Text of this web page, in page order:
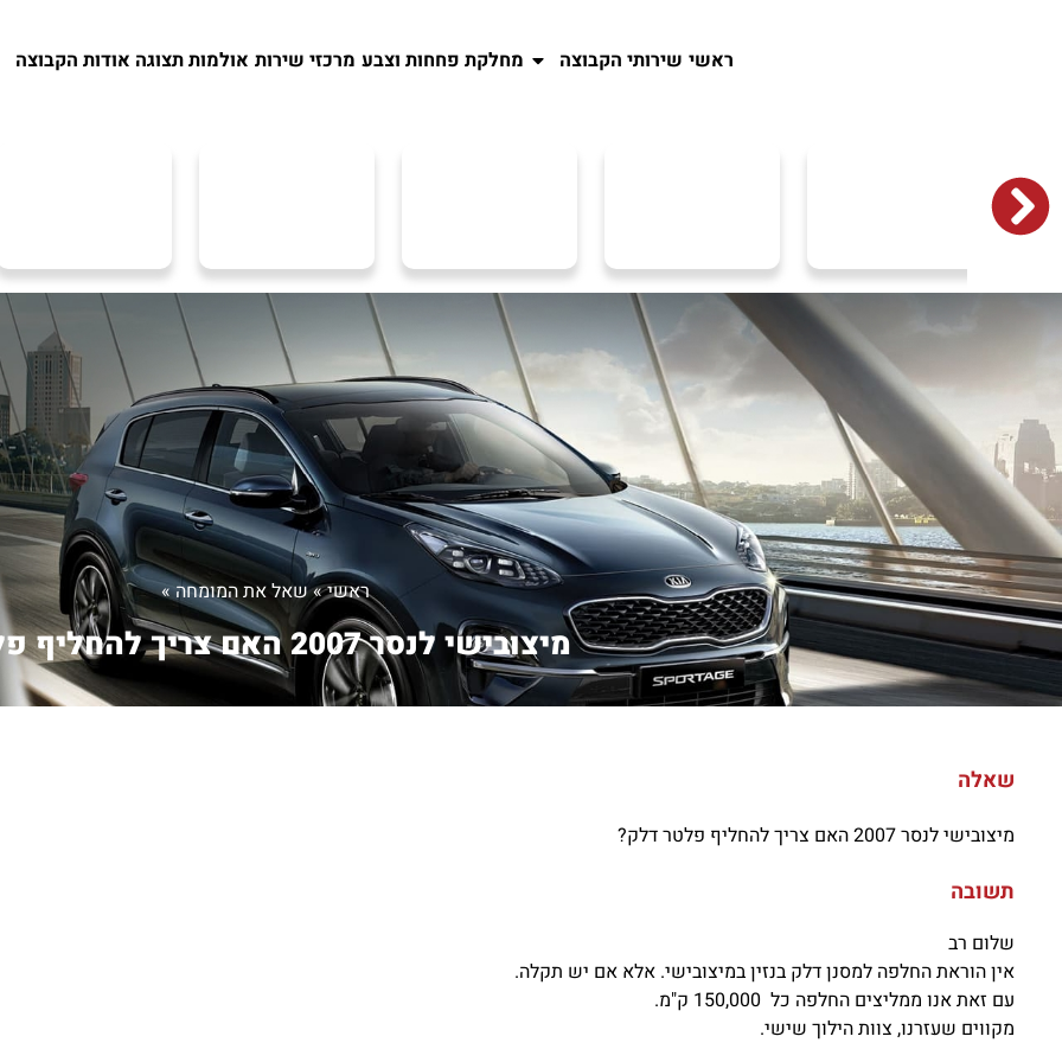
ראשי שירותי הקבוצה מחלקת פחחות וצבע מרכזי שירות אולמות תצוגה אודות הקבוצה
ראשי»שאל את המומחה»
מיצובישי לנסר 2007 האם צריך להחליף פל...
שאלה
מיצובישי לנסר 2007 האם צריך להחליף פלטר דלק?
תשובה
שלום רב
אין הוראת החלפה למסנן דלק בנזין במיצובישי. אלא אם יש תקלה.
עם זאת אנו ממליצים החלפה כל 150,000 ק"מ.
מקווים שעזרנו, צוות הילוך שישי.